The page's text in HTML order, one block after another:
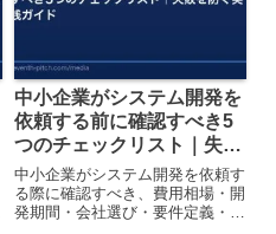
中小企業がシステム開発を
依頼する前に確認すべき5
つのチェックリスト｜失敗
を防ぐ実践ガイド
中小企業がシステム開発を依頼す
る際に確認すべき、費用相場・開
発期間・会社選び・要件定義・